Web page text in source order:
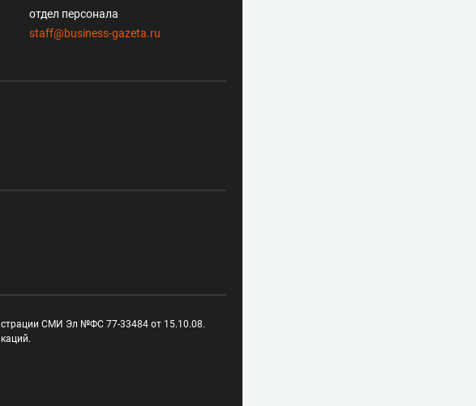
отдел персонала
staff@business-gazeta.ru
СМИ Эл №ФС 77-33484 от 15.10.08.